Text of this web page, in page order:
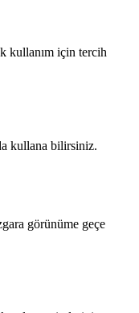
kullanım için tercih
kullana bilirsiniz.
görünüme geçe